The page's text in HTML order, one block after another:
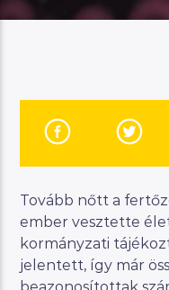
19:00
Manna FM
Tovább nőtt a
ember vesztette
kormányzati
jelentett, így már